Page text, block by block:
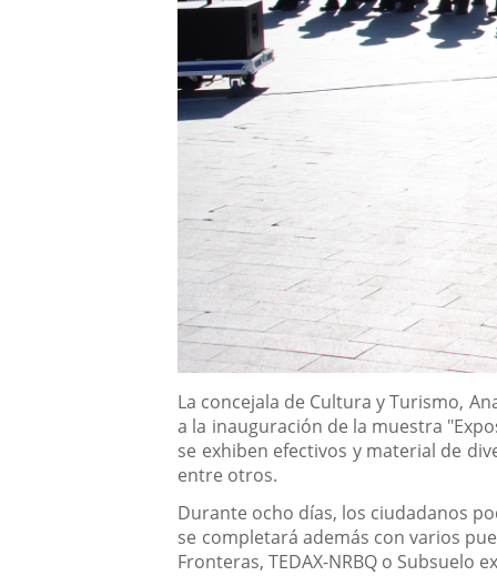
Descripción
La concejala de Cultura y Turismo,
a la inauguración de la muestra
se exhiben efectivos y material de
entre otros.
Durante ocho días, los ciudadanos
se completará además con varios
Fronteras, TEDAX-NRBQ o